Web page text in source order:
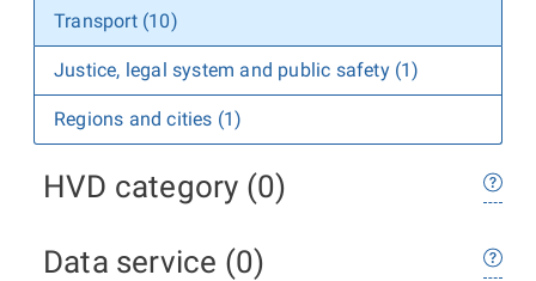
Transport (10)
Justice, legal system and public safety (1)
Regions and cities (1)
HVD category (0)
Data service (0)